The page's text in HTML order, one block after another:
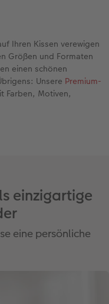
Ihren Kissen verewigen
Größen und Formaten
einen schönen
Unsere Premium-
Farben, Motiven,
einzigartige
eine persönliche